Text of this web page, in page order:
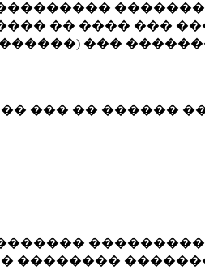
�� ���� ���
���
��� �� ������
��������